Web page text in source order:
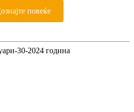
повеќе
30-2024 година